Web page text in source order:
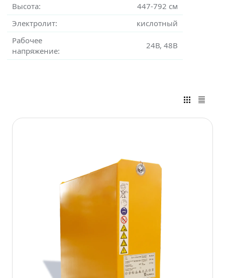
Высота:
447-792 см
Электролит:
кислотный
Рабочее
напряжение:
24В, 48В